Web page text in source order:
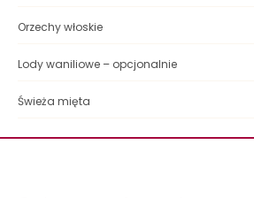
Orzechy włoskie
Lody waniliowe – opcjonalnie
Świeża mięta